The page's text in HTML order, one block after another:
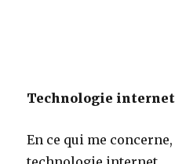
Technologie internet
En ce qui me